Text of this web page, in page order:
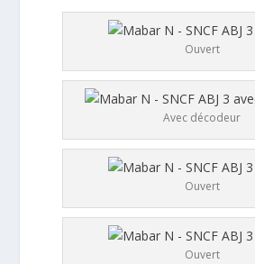
Ouvert
Avec décodeur
Ouvert
Ouvert